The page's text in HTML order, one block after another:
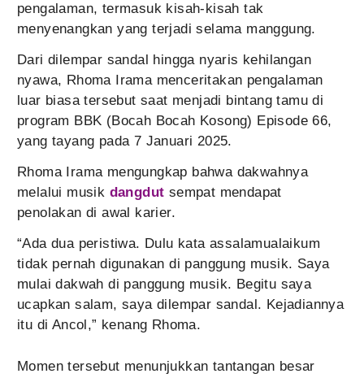
pengalaman, termasuk kisah-kisah tak
menyenangkan yang terjadi selama manggung.
Dari dilempar sandal hingga nyaris kehilangan
nyawa, Rhoma Irama menceritakan pengalaman
luar biasa tersebut saat menjadi bintang tamu di
program BBK (Bocah Bocah Kosong) Episode 66,
yang tayang pada 7 Januari 2025.
Rhoma Irama mengungkap bahwa dakwahnya
melalui musik dangdut sempat mendapat
penolakan di awal karier.
“Ada dua peristiwa. Dulu kata assalamualaikum
tidak pernah digunakan di panggung musik. Saya
mulai dakwah di panggung musik. Begitu saya
ucapkan salam, saya dilempar sandal. Kejadiannya
itu di Ancol,” kenang Rhoma.
Momen tersebut menunjukkan tantangan besar